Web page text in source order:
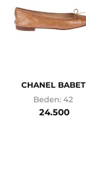
CHANEL BABET
Beden: 42
24.500